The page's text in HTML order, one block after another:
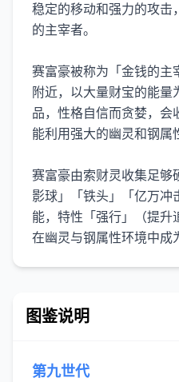
稳定的移动和强力的攻击
的主宰者。
赛富豪被称为「金钱的主
附近，以大量财宝的能
品，性格自信而贪婪，会
能利用强大的幽灵和钢属
赛富豪由索财灵收集足够
影球」「铁头」「亿万冲
能，特性「强行」（提升
在幽灵与钢属性环境中成
图鉴说明
第九世代